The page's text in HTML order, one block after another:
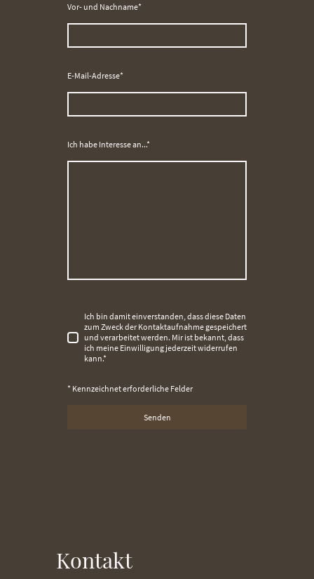
Vor- und Nachname*
E-Mail-Adresse*
Ich habe Interesse an...*
Ich bin damit einverstanden, dass diese Daten
zum Zweck der Kontaktaufnahme gespeichert
und verarbeitet werden. Mir ist bekannt, dass
ich meine Einwilligung jederzeit widerrufen
kann.*
* Kennzeichnet erforderliche Felder
Senden
Kontakt